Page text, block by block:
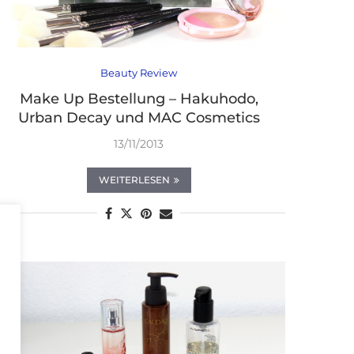
Beauty Review
Make Up Bestellung – Hakuhodo,
Urban Decay und MAC Cosmetics
13/11/2013
WEITERLESEN